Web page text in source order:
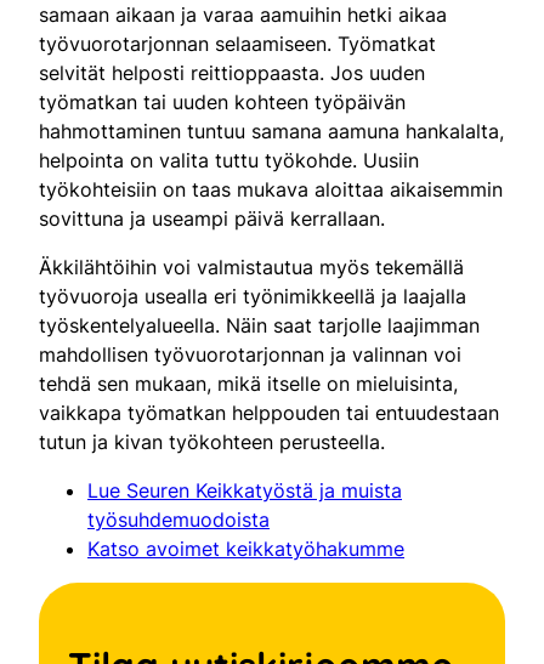
samaan aikaan ja varaa aamuihin hetki aikaa
työvuorotarjonnan selaamiseen. Työmatkat
selvität helposti reittioppaasta. Jos uuden
työmatkan tai uuden kohteen työpäivän
hahmottaminen tuntuu samana aamuna hankalalta,
helpointa on valita tuttu työkohde. Uusiin
työkohteisiin on taas mukava aloittaa aikaisemmin
sovittuna ja useampi päivä kerrallaan.
Äkkilähtöihin voi valmistautua myös tekemällä
työvuoroja usealla eri työnimikkeellä ja laajalla
työskentelyalueella. Näin saat tarjolle laajimman
mahdollisen työvuorotarjonnan ja valinnan voi
tehdä sen mukaan, mikä itselle on mieluisinta,
vaikkapa työmatkan helppouden tai entuudestaan
tutun ja kivan työkohteen perusteella.
Lue Seuren Keikkatyöstä ja muista
työsuhdemuodoista
Katso avoimet keikkatyöhakumme